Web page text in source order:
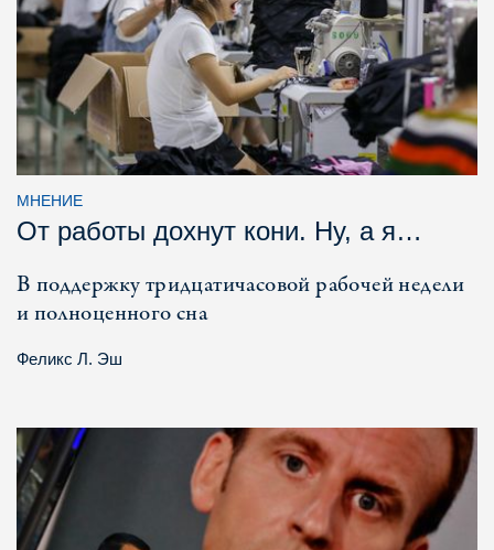
МНЕНИЕ
От работы дохнут кони. Ну, а я…
В поддержку тридцатичасовой рабочей недели
и полноценного сна
Феликс Л. Эш